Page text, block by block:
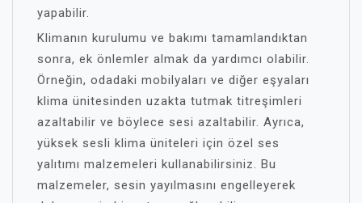
yapabilir.
Klimanın kurulumu ve bakımı tamamlandıktan
sonra, ek önlemler almak da yardımcı olabilir.
Örneğin, odadaki mobilyaları ve diğer eşyaları
klima ünitesinden uzakta tutmak titreşimleri
azaltabilir ve böylece sesi azaltabilir. Ayrıca,
yüksek sesli klima üniteleri için özel ses
yalıtımı malzemeleri kullanabilirsiniz. Bu
malzemeler, sesin yayılmasını engelleyerek